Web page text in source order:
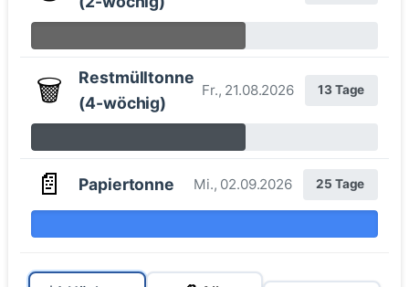
🗑️
Restmülltonne
(4-wöchig)
Fr., 21.08.2026 13 Tage
📄 Papiertonne Mi., 02.09.2026 25 Tage